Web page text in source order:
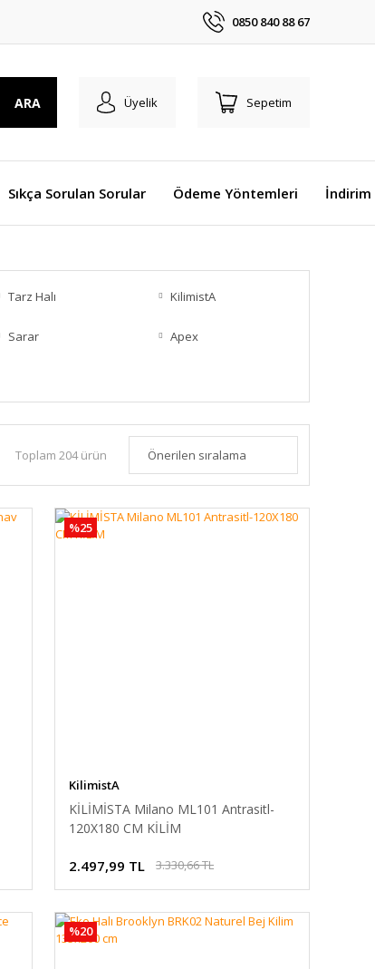
0850 840 88 67
ARA Üyelik Sepetim
Sıkça Sorulan Sorular Ödeme Yöntemleri İndirim
Tarz Halı KilimistA
Sarar Apex
Toplam 204 ürün
%25
KilimistA
KİLİMİSTA Milano ML101 Antrasitl-
120X180 CM KİLİM
2.497,99 TL 3.330,66 TL
%20